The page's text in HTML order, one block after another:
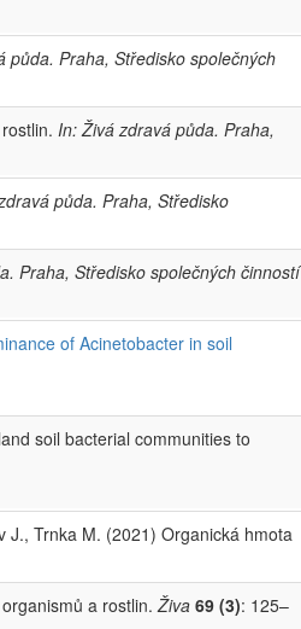
půda. Praha, Středisko společných
In: Živá zdravá půda. Praha,
půda. Praha, Středisko
Praha, Středisko společných činností
of Acinetobacter in soil
soil bacterial communities to
J., Trnka M. (2021) Organická hmota
a rostlin. Živa 69 (3): 125–